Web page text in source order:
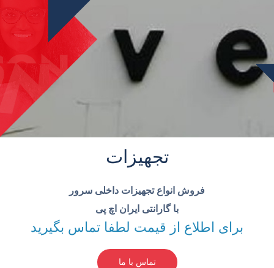
تجهیزات
فروش انواع تجهیزات داخلی سرور
با گارانتی ایران اچ پی
برای اطلاع از قیمت لطفا تماس بگیرید
تماس با ما